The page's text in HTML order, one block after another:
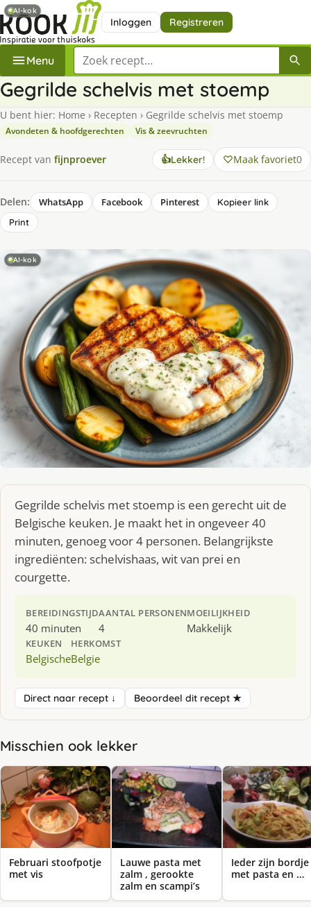
Inloggen Registreren
Menu Zoek een recept
Gegrilde schelvis met stoemp
U bent hier: Home › Recepten › Gegrilde schelvis met stoemp
Avondeten & hoofdgerechten Vis & zeevruchten
Recept van fijnproever 👍Lekker! Maak favoriet0
Delen: WhatsApp Facebook Pinterest
Kopieer link
Print
AI-kok
Gegrilde schelvis met stoemp is een gerecht uit de
Belgische keuken. Je maakt het in ongeveer 40
minuten, genoeg voor 4 personen. Belangrijkste
ingrediënten: schelvishaas, wit van prei en
courgette.
BEREIDINGSTIJD
40 minuten
AANTAL PERSONEN
4
MOEILIJKHEID
Makkelijk
KEUKEN
Belgische
HERKOMST
Belgie
Direct naar recept ↓ Beoordeel dit recept ★
Misschien ook lekker
Februari stoofpotje
met vis
Lauwe pasta met
zalm , gerookte
zalm en scampi’s
Ieder zijn bordje
met pasta en …
AI-kok